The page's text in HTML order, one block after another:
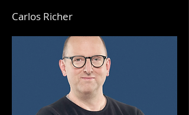
Carlos Richer